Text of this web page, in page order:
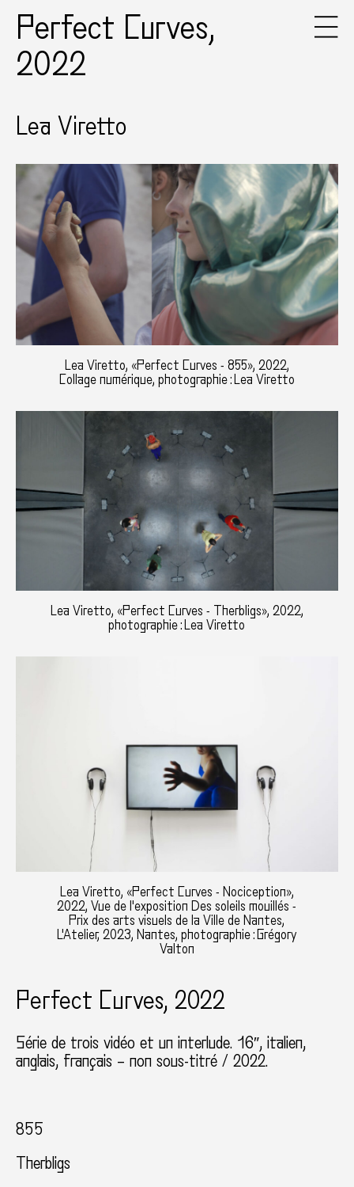
Perfect Curves,
2022
Lea Viretto
Lea Viretto, «Perfect Curves - 855», 2022,
Collage numérique, photographie : Lea Viretto
Lea Viretto, «Perfect Curves - Therbligs», 2022,
photographie : Lea Viretto
Lea Viretto, «Perfect Curves - Nociception»,
2022, Vue de l'exposition Des soleils mouillés -
Prix des arts visuels de la Ville de Nantes,
L'Atelier, 2023, Nantes, photographie : Grégory
Valton
Perfect Curves, 2022
Série de trois vidéo et un interlude. 16″, italien,
anglais, français – non sous-titré / 2022.
855
Therbligs